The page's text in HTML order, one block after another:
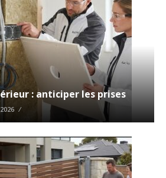
: anticiper les prises